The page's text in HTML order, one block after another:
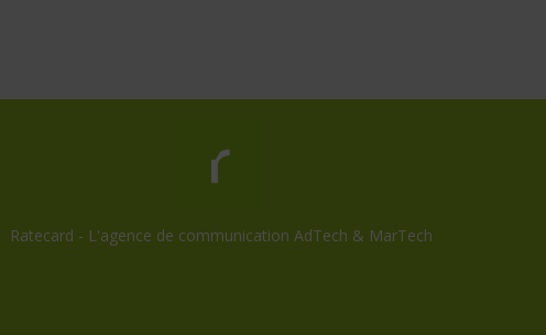
Ratecard - L'agence de communication AdTech & MarTech